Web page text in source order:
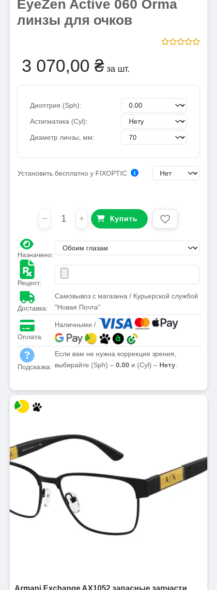
EyeZen Active 060 Orma
линзы для очков
синього світла, підтримка акомодації та захист від UV.
3 070,00 ₴ за шт.
Диоптрия (Sph):
Астигматика (Cyl):
Диаметр линзы, мм:
Установить бесплатно у FIXOPTIC
Купить
Назначено:
Рецепт:
Доставка:
Самовывоз с магазина / Курьерской службой
"Новая Почта"
Оплата:
Наличными /
Подсказка:
Если вам не нужна коррекция зрения,
выбирайте (Sph) – 0.00 и (Cyl) – Нету